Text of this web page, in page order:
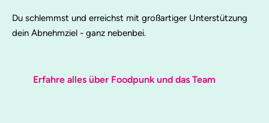
Du schlemmst und erreichst mit großartiger Unterstützung
dein Abnehmziel - ganz nebenbei.
Erfahre alles über Foodpunk und das Team